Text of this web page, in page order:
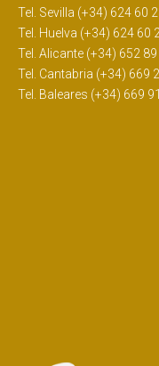
Tel. Sevilla (+34) 624 60
Tel. Huelva (+34) 624 60
Tel. Alicante (+34) 652
Tel. Cantabria (+34) 669
Tel. Baleares (+34) 669